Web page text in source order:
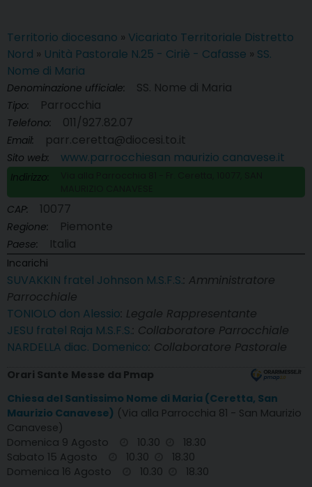
Territorio diocesano » Vicariato Territoriale Distretto
Nord » Unità Pastorale N.25 - Ciriè - Cafasse » SS.
Nome di Maria
Denominazione ufficiale: SS. Nome di Maria
Tipo: Parrocchia
Telefono: 011/927.82.07
Email: parr.ceretta@diocesi.to.it
Sito web: www.parrocchiesan maurizio canavese.it
Indirizzo:
CAP: 10077
Regione: Piemonte
Paese: Italia
Incarichi
SUVAKKIN fratel Johnson M.S.F.S. : Amministratore
Parrocchiale
TONIOLO don Alessio : Legale Rappresentante
JESU fratel Raja M.S.F.S. : Collaboratore Parrocchiale
NARDELLA diac. Domenico : Collaboratore Pastorale
Orari Sante Messe da Pmap
Chiesa del Santissimo Nome di Maria (Ceretta, San
Maurizio Canavese) (Via alla Parrocchia 81 - San Maurizio
Canavese)
Domenica 9 Agosto
10.30
18.30
Sabato 15 Agosto
10.30
18.30
Domenica 16 Agosto
10.30
18.30